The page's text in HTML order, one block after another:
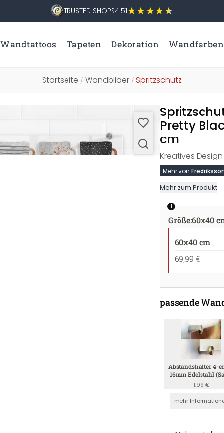
TRUSTED SHOPS4.51
Wandtattoos Tapeten Dekoration Wandfarben
Startseite / Wandbilder / Spritzschutz
Pretty
cm
Kreatives
Mehr von Fredriksson
Mehr zum Produkt
1
Größe:60x40
60x40 cm
69,99 €
passende
Abstandshalter 4-
16mm Edelstahl
4mm)
11,99 €
mehr